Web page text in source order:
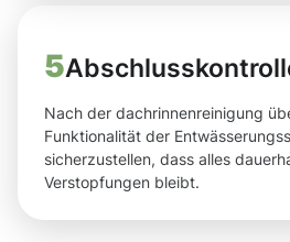
5
Nach der dachrinnenreinigung
Funktionalität der
sicherzustellen, dass alles
Verstopfungen bleibt.